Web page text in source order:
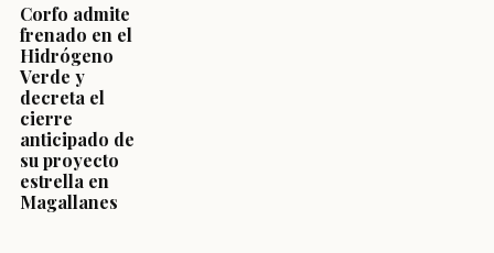
Corfo admite
frenado en el
Hidrógeno
Verde y
decreta el
cierre
anticipado de
su proyecto
estrella en
Magallanes